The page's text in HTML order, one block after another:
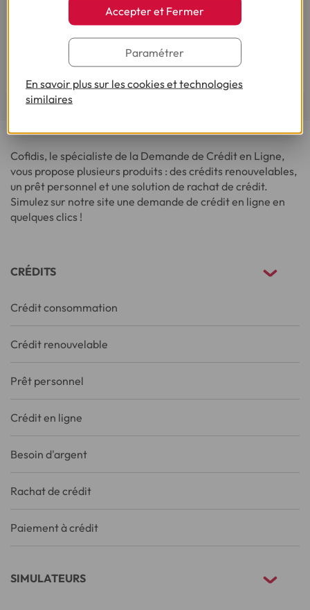
Pour votre besoin de crédit, vous trouverez chez
Cofidis le service qui fait toute la différence.
Lire les avis de nos clients
Cofidis, le spécialiste de la Demande de Crédit en Ligne,
vous propose plusieurs produits : des crédits renouvelables,
un prêt personnel et une solution de rachat de crédit.
Simulez sur notre site une demande de crédit en ligne en
quelques clics !
CRÉDITS
Crédit consommation
Crédit renouvelable
Prêt personnel
Crédit en ligne
Besoin d'argent
Rachat de crédit
Paiement à crédit
SIMULATEURS
Accepter et Fermer
Paramétrer
En savoir plus sur les cookies et technologies
similaires